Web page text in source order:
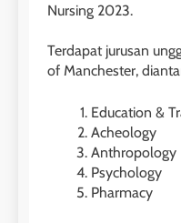
28
Nursing 2023.
Terdapat jurusan
of Manchester,
Education &
Acheology
Anthropology
Psychology
Pharmacy